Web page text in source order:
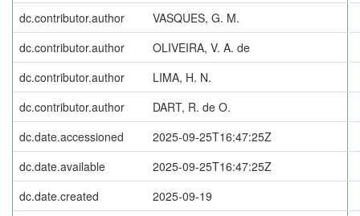
dc.contributor.author
VASQUES, G. M.
dc.contributor.author
OLIVEIRA, V. A. de
dc.contributor.author
LIMA, H. N.
dc.contributor.author
DART, R. de O.
dc.date.accessioned
2025-09-25T16:47:25Z
dc.date.available
2025-09-25T16:47:25Z
dc.date.created
2025-09-19